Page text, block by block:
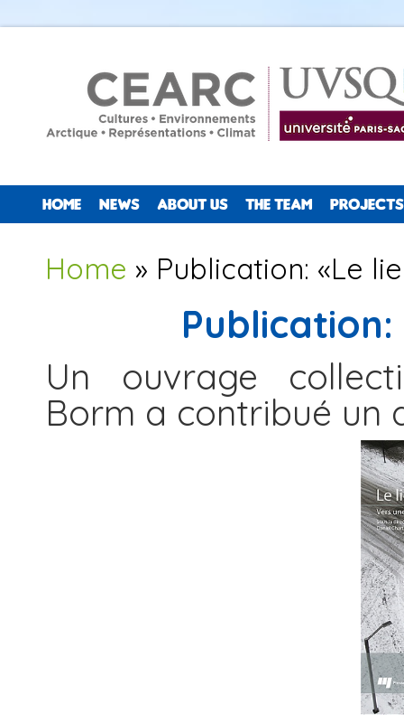
HOME NEWS ABOUT US THE TEAM PROJECTS
You are here
Home » Publication: «Le
Un ouvrage
Borm a contribué un